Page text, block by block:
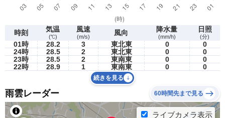
時刻 気温
(℃)
風速
(m/s) 風向 降水量
(mm/h)
日照
(分)
01時 28.2 3 東北東 0
0
24時
28.5 2 東北東 0
0
23時
28.5 2 東南東 0
0
22時
28.9 1 東南東 0 0
続きを見る
雨雲レーダー 60時間先まで見る